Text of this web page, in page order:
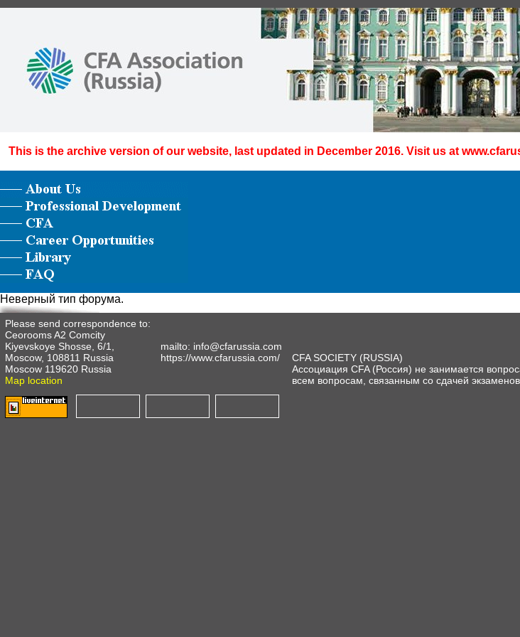
This is the archive version of our website, last updated in December 2016. Visit us at
Неверный тип форума.
Please send correspondence to:
Ceorooms A2 Comcity
Kiyevskoye Shosse, 6/1,
Moscow, 108811 Russia
Moscow 119620 Russia
Map location
mailto: info@cfarussia.com
https://www.cfarussia.com/
CFA SOCIETY (RUSSIA)
Ассоциация CFA (Россия) не занимается
всем вопросам, связанным со сдачей